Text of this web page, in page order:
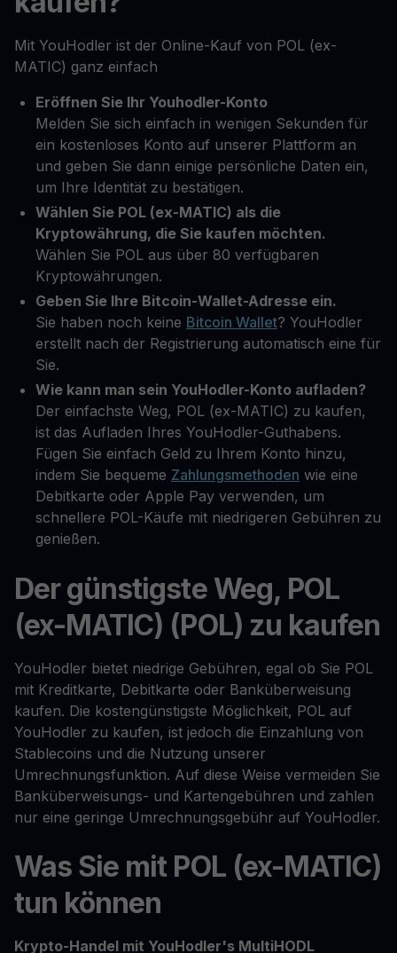
Mit YouHodler ist der Online-Kauf von POL (ex-
MATIC) ganz einfach
Eröffnen Sie Ihr Youhodler-Konto
Melden Sie sich einfach in wenigen Sekunden für
ein kostenloses Konto auf unserer Plattform an
und geben Sie dann einige persönliche Daten ein,
um Ihre Identität zu bestätigen.
Wählen Sie POL (ex-MATIC) als die
Kryptowährung, die Sie kaufen möchten.
Wählen Sie POL aus über 80 verfügbaren
Kryptowährungen.
Geben Sie Ihre Bitcoin-Wallet-Adresse ein.
Sie haben noch keine Bitcoin Wallet? YouHodler
erstellt nach der Registrierung automatisch eine für
Sie.
Wie kann man sein YouHodler-Konto aufladen?
Der einfachste Weg, POL (ex-MATIC) zu kaufen,
ist das Aufladen Ihres YouHodler-Guthabens.
Fügen Sie einfach Geld zu Ihrem Konto hinzu,
indem Sie bequeme Zahlungsmethoden wie eine
Debitkarte oder Apple Pay verwenden, um
schnellere POL-Käufe mit niedrigeren Gebühren zu
genießen.
Der günstigste Weg, POL
(ex-MATIC) (POL) zu kaufen
YouHodler bietet niedrige Gebühren, egal ob Sie POL
mit Kreditkarte, Debitkarte oder Banküberweisung
kaufen. Die kostengünstigste Möglichkeit, POL auf
YouHodler zu kaufen, ist jedoch die Einzahlung von
Stablecoins und die Nutzung unserer
Umrechnungsfunktion. Auf diese Weise vermeiden Sie
Banküberweisungs- und Kartengebühren und zahlen
nur eine geringe Umrechnungsgebühr auf YouHodler.
Was Sie mit POL (ex-MATIC)
tun können
Krypto-Handel mit YouHodler's MultiHODL